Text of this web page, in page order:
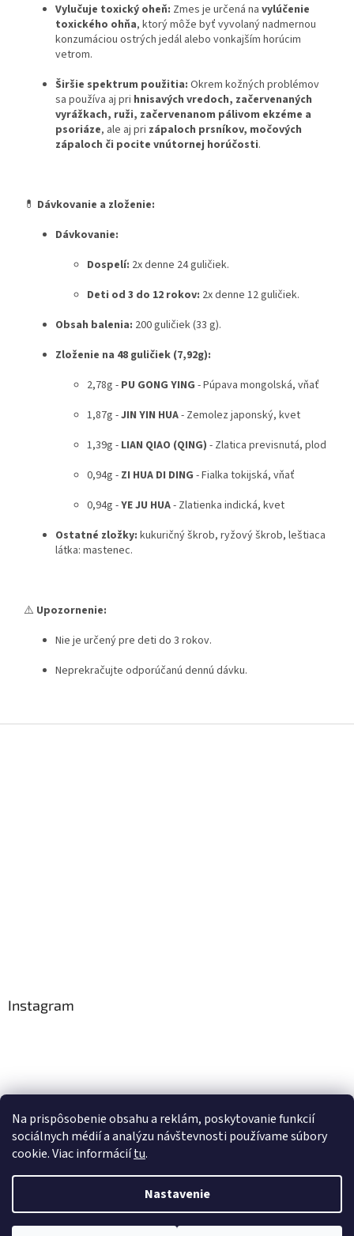
Na prispôsobenie obsahu a reklám, poskytovanie funkcií
sociálnych médií a analýzu návštevnosti používame súbory
cookie. Viac informáciítu.
Nastavenie
Vylučuje toxický oheň: Zmes je určená na vylúčenie
toxického ohňa, ktorý môže byť vyvolaný nadmernou
konzumáciou ostrých jedál alebo vonkajším horúcim
vetrom.
Širšie spektrum použitia: Okrem kožných problémov
sa používa aj pri hnisavých vredoch, začervenaných
vyrážkach, ruži, začervenanom pálivom ekzéme a
psoriáze, ale aj pri zápaloch prsníkov, močových
zápaloch či pocite vnútornej horúčosti.
💊 Dávkovanie a zloženie:
Dávkovanie:
Dospelí: 2x denne 24 guličiek.
Deti od 3 do 12 rokov: 2x denne 12 guličiek.
Obsah balenia: 200 guličiek (33 g).
Zloženie na 48 guličiek (7,92g):
2,78g - PU GONG YING - Púpava mongolská, vňať
1,87g -JIN YIN HUA- Zemolez japonský, kvet
1,39g - LIAN QIAO (QING) - Zlatica previsnutá, plod
0,94g - ZI HUA DI DING - Fialka tokijská, vňať
0,94g -YE JU HUA- Zlatienka indická, kvet
Ostatné zložky: kukuričný škrob, ryžový škrob, leštiaca
látka: mastenec.
⚠️ Upozornenie:
Nie je určený pre deti do 3 rokov.
Neprekračujte odporúčanú dennú dávku.
Instagram
Sledovať na Instagrame
Copyright 2026Tradičná čínska medicína. Všetky práva